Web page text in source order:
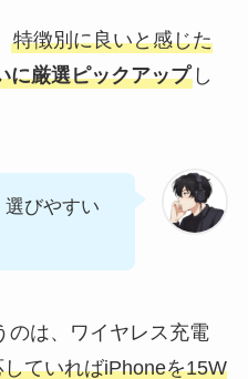
特徴別に良いと感じた
に厳選ピックアップし
びやすい
のは、ワイヤレス充電
ていればiPhoneを15W